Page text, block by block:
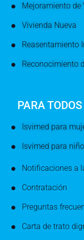
Mejoramiento de
Vivienda Nueva
Reasentamiento
Reconocimiento
PARA TODOS
Isvimed para
Isvimed para
Notificaciones a
Contratación
Preguntas
Carta de trato